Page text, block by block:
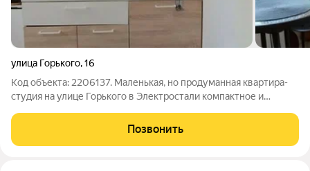
улица Горького,16
Код объекта: 2206137. Маленькая, но продуманная квартира-
студия на улице Горького в Электростали компактное и
содержание. Кирпичный дом 1930 года с ж/б перекрытиями
даёт устойчивую температуру летом и
Позвонить